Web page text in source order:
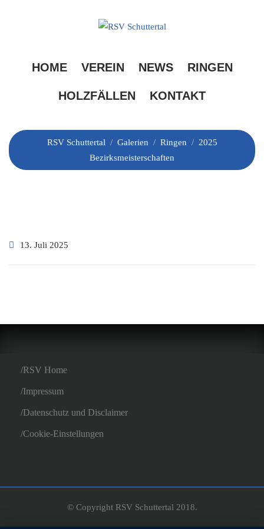
HOME VEREIN NEWS RINGEN
HOLZFÄLLEN KONTAKT
Bezirksmeisterschaften
RSV Schuttertal / Galerien / Ringen / 2025
Bezirksmeisterschaften
13. Juli 2025
RSV Home
Impressum
Datenschutz und Disclaimer
Cookie-Einstellungen
© Copyright RSV Schuttertal 2018.